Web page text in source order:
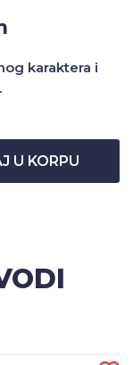
karaktera i
U KORPU